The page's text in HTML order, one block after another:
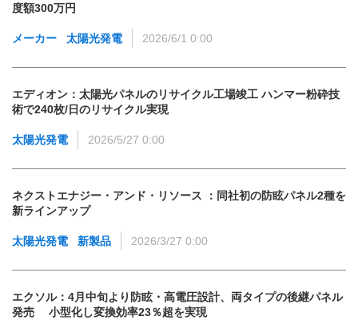
度額300万円
メーカー 太陽光発電 2026/6/1 0:00
エディオン：太陽光パネルのリサイクル工場竣工 ハンマー粉砕技
術で240枚/日のリサイクル実現
太陽光発電 2026/5/27 0:00
ネクストエナジー・アンド・リソース ：同社初の防眩パネル2種を
新ラインアップ
太陽光発電 新製品 2026/3/27 0:00
エクソル：4月中旬より防眩・高電圧設計、両タイプの後継パネル
発売 小型化し変換効率23％超を実現